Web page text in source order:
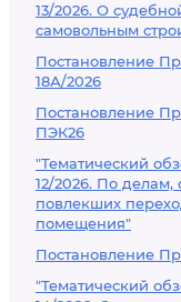
13/2026. О
самовольным
Постановление
18А/2026
Постановление
ПЭК26
"Тематический
12/2026. По
повлекших
помещения"
Постановление
"Тематический